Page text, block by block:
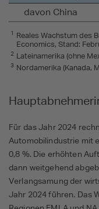
davon China
1 Reales Wachstum des
Economics, Stand:
2 Lateinamerika (ohne
3 Nordamerika (Kanada,
Für das Jahr 2024
Automobilindustrie mit
0,8 %. Die erhöhten
dann weitgehend
Verlangsamung der
Jahr 2024 führen. Das